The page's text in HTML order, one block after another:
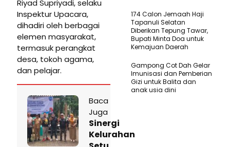
Riyad Supriyadi, selaku
Inspektur Upacara,
dihadiri oleh berbagai
elemen masyarakat,
termasuk perangkat
desa, tokoh agama,
dan pelajar.
Baca
Juga
Sinergi
Kelurahan
174 Calon Jemaah Haji
Tapanuli Selatan
Diberikan Tepung Tawar,
Bupati Minta Doa untuk
Kemajuan Daerah
Gampong Cot Dah Gelar
Imunisasi dan Pemberian
Gizi untuk Balita dan
anak usia dini